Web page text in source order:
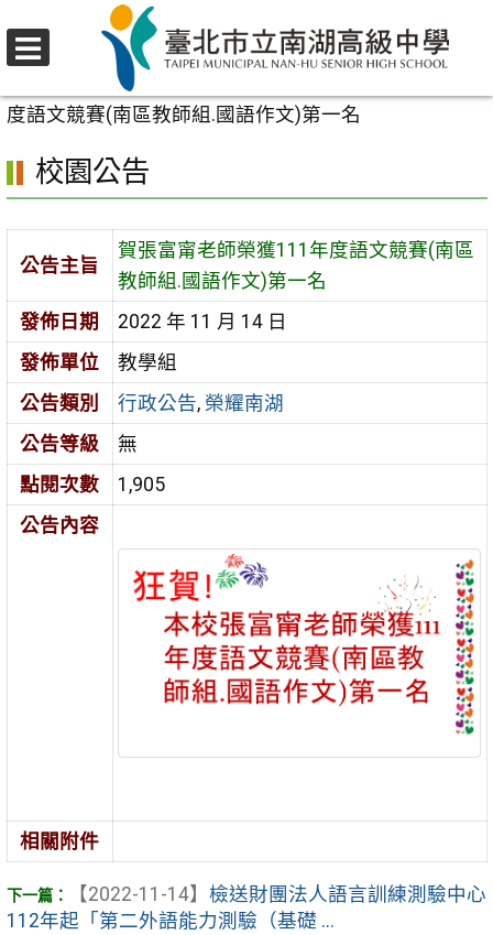
至
要
區
校園公告
度語文競賽(南區教師組.國語作文)第一名
校園公告
公告主旨
賀張富甯老師榮獲111年度語文競賽(南區
教師組.國語作文)第一名
發佈日期
2022 年 11 月 14 日
發佈單位
教學組
公告類別
行政公告, 榮耀南湖
公告等級
無
點閱次數
1,905
公告內容
相關附件
【2022-11-14】 檢送財團法人語言訓練測驗中心
112年起「第二外語能力測驗（基礎 ...
選
單